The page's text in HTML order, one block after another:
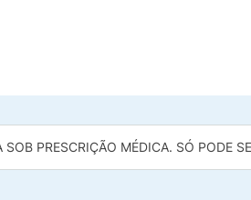
SOB PRESCRIÇÃO MÉDICA. SÓ PODE